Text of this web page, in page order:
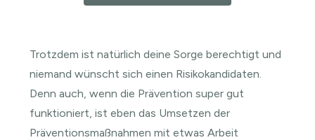
Trotzdem ist natürlich deine Sorge berechtigt und
niemand wünscht sich einen Risikokandidaten.
Denn auch, wenn die Prävention super gut
funktioniert, ist eben das Umsetzen der
Präventionsmaßnahmen mit etwas Arbeit